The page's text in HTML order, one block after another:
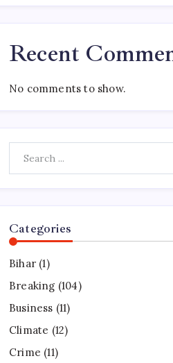
Recent
No comments to show.
Categories
Bihar (1)
Breaking (104)
Business (11)
Climate (12)
Crime (11)